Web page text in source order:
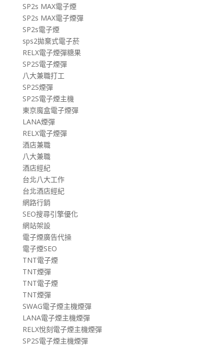
SP2s MAX電子煙
SP2s MAX電子煙彈
SP2s電子煙
sps2拋棄式電子菸
RELX電子煙彈糖果
SP2S電子煙彈
八大兼職打工
SP2S煙彈
SP2S電子煙主機
東京魔盒電子煙彈
LANA煙彈
RELX電子煙彈
酒店兼職
八大兼職
酒店經紀
台北八大工作
台北酒店經紀
網路行銷
SEO搜尋引擎優化
網站架設
電子煙廣告代操
電子煙SEO
TNT電子煙
TNT煙彈
TNT電子煙
TNT煙彈
SWAG電子煙主機煙彈
LANA電子煙主機煙彈
RELX悅刻電子煙主機煙彈
SP2S電子煙主機煙彈